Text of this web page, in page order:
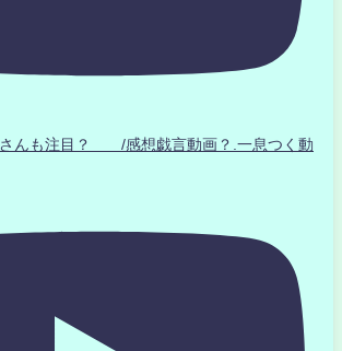
さんも注目？ /感想戯言動画？.一息つく動